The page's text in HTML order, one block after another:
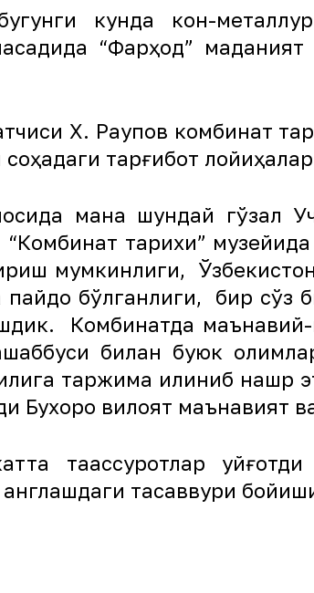
кунда кон-
“Фарҳод”
Х. Раупов комбинат
тарғибот
мана шундай гўзал
тарихи”
мумкинлиги,
бўлганлиги, бир сўз
Комбинатда
билан буюк
таржима қилиниб нашр
Бухоро вилоят
таассуротлар
тасаввури